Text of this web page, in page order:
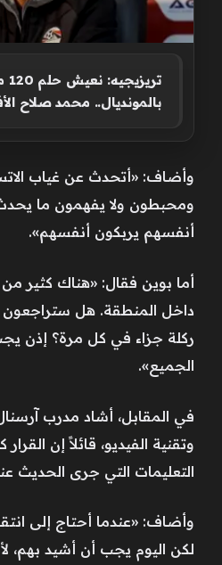
بالمونديال.. محمد صلاح
وأضاف: «أتحدث عن غياب
ومحبطون ولا يفهمون ما
أنفسهم يربكون أنفسهم».
أما بوين فقال: «هناك كثير من
داخل المنطقة. هل
ركلة جزاء في كل مرة؟ إذن
الجميع».
في المقابل، أشاد مدرب
وتقنية الفيديو، قائلاً إن
التعليمات التي جرى الحديث
وأضاف: «عندما أحتاج إلى
لكن اليوم يجب أن أشيد بهم،